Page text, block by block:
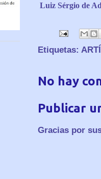
Luiz Sérgio de
Etiquetas:
No hay
Publicar
Gracias por